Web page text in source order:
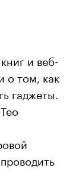
и веб-
о том, как
гаджеты.